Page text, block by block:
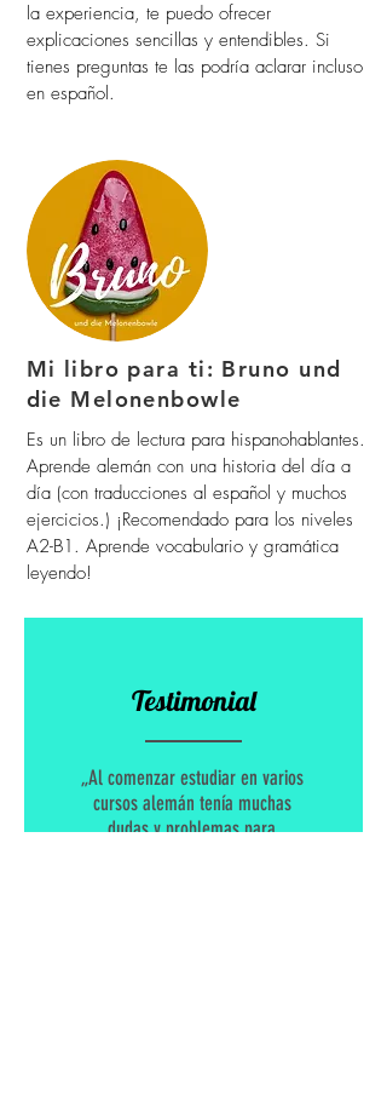
la experiencia, te puedo ofrecer
explicaciones sencillas y entendibles. Si
tienes preguntas te las podría aclarar incluso
en español.
Mi libro para ti: Bruno und
die Melonenbowle
Es un libro de lectura para hispanohablantes.
Aprende alemán con una historia del día a
día (con traducciones al español y muchos
ejercicios.) ¡Recomendado para los niveles
A2-B1. Aprende vocabulario y gramática
leyendo!
Testimonial
„Al comenzar estudiar en varios
cursos alemán tenía muchas
dudas y problemas para